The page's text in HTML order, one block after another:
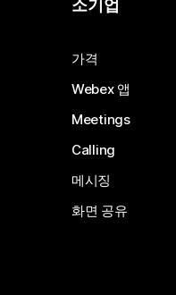
소기업
가격
Webex 앱
Meetings
Calling
메시징
화면 공유